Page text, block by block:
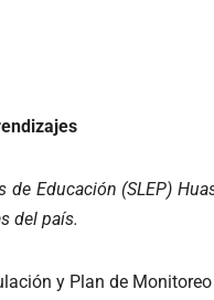
Educación (SLEP)
del país.
y Plan de